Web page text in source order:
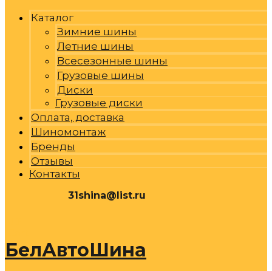
Каталог
Зимние шины
Летние шины
Всесезонные шины
Грузовые шины
Диски
Грузовые диски
Оплата, доставка
Шиномонтаж
Бренды
Отзывы
Контакты
31shina@list.ru
БелАвтоШина